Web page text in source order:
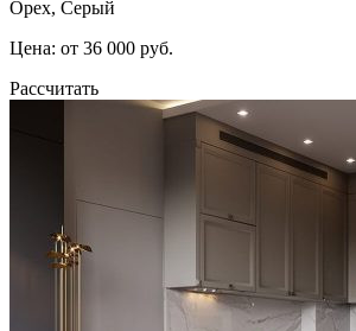
Орех, Серый
Цена: от 36 000 руб.
Рассчитать